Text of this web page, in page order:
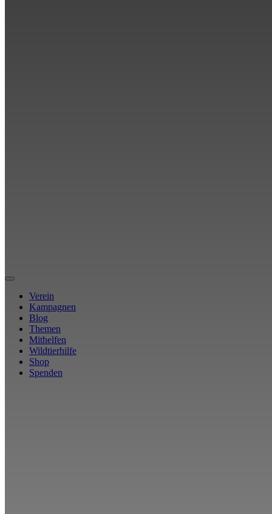
Verein
Kampagnen
Blog
Themen
Mithelfen
Wildtierhilfe
Shop
Spenden